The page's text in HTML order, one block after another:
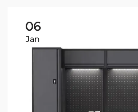
06
Jan